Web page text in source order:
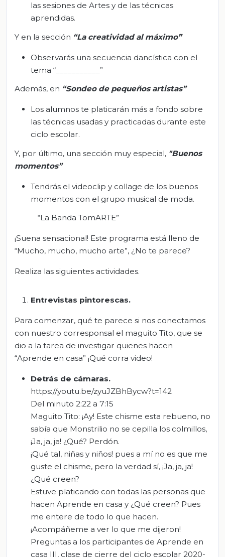
las sesiones de Artes y de las técnicas
aprendidas.
Y en la sección “La creatividad al máximo”
Observarás una secuencia dancística con el
tema “___________”
Además, en “Sondeo de pequeños artistas”
Los alumnos te platicarán más a fondo sobre
las técnicas usadas y practicadas durante este
ciclo escolar.
Y, por último, una sección muy especial, "Buenos
momentos”
Tendrás el videoclip y collage de los buenos
momentos con el grupo musical de moda.
“La Banda TomARTE”
¡Suena sensacional! Este programa está lleno de
“Mucho, mucho, mucho arte”, ¿No te parece?
Realiza las siguientes actividades.
Entrevistas pintorescas.
Para comenzar, qué te parece si nos conectamos
con nuestro corresponsal el maguito Tito, que se
dio a la tarea de investigar quienes hacen
“Aprende en casa” ¡Qué corra video!
Detrás de cámaras.
https://youtu.be/zyuJZBhBycw?t=142
Del minuto 2:22 a 7:15
Maguito Tito: ¡Ay! Este chisme esta rebueno, no
sabía que Monstrilio no se cepilla los colmillos,
¡Ja, ja, ja! ¿Qué? Perdón.
¡Qué tal, niñas y niños! pues a mí no es que me
guste el chisme, pero la verdad sí, ¡Ja, ja, ja!
¿Qué creen?
Estuve platicando con todas las personas que
hacen Aprende en casa y ¿Qué creen? Pues
me entere de todo lo que hacen.
¡Acompáñeme a ver lo que me dijeron!
Preguntas a los participantes de Aprende en
casa III, clase de cierre del ciclo escolar 2020-